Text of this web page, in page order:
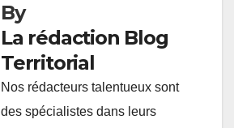
By
La rédaction Blog
Territorial
Nos rédacteurs talentueux sont
des spécialistes dans leurs